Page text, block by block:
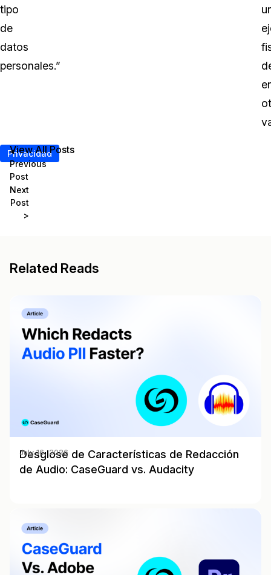
tipo
de
datos
personales.”
Privacidad
<
Previous
Post
Next
Post
>
View All Posts
Related Reads
Desglose de Características de Redacción
de Audio: CaseGuard vs. Audacity
July 16, 2026